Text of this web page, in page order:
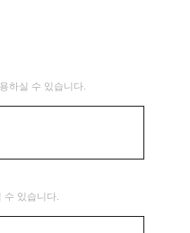
하실 수 있습니다.
있습니다.